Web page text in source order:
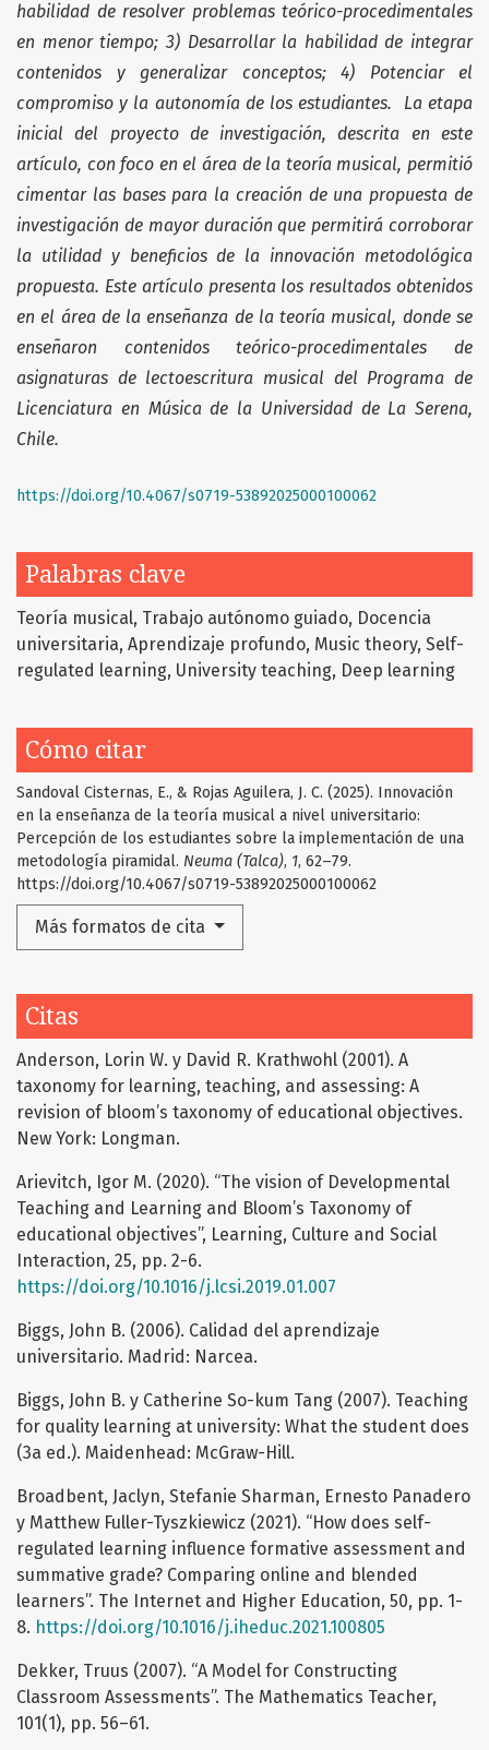
Palabras clave
Teoría musical Trabajo autónomo guiado Docencia
universitaria Aprendizaje profundo Music theory Self-
regulated learning University teaching Deep learning
Cómo citar
Sandoval Cisternas, E., & Rojas Aguilera, J. C. (2025). Innovación
en la enseñanza de la teoría musical a nivel universitario:
Percepción de los estudiantes sobre la implementación de una
metodología piramidal. Neuma (Talca), 1, 62–79.
https://doi.org/10.4067/s0719-53892025000100062
Más formatos de cita
habilidad de resolver problemas teórico-procedimentales
en menor tiempo; 3) Desarrollar la habilidad de integrar
contenidos y generalizar conceptos; 4) Potenciar el
compromiso y la autonomía de los estudiantes. La etapa
inicial del proyecto de investigación, descrita en este
artículo, con foco en el área de la teoría musical, permitió
cimentar las bases para la creación de una propuesta de
investigación de mayor duración que permitirá corroborar
la utilidad y beneficios de la innovación metodológica
propuesta. Este artículo presenta los resultados obtenidos
en el área de la enseñanza de la teoría musical, donde se
enseñaron contenidos teórico-procedimentales de
asignaturas de lectoescritura musical del Programa de
Licenciatura en Música de la Universidad de La Serena,
Chile.
https://doi.org/10.4067/s0719-53892025000100062
Citas
Anderson, Lorin W. y David R. Krathwohl (2001). A
taxonomy for learning, teaching, and assessing: A
revision of bloom’s taxonomy of educational objectives.
New York: Longman.
Arievitch, Igor M. (2020). “The vision of Developmental
Teaching and Learning and Bloom’s Taxonomy of
educational objectives”, Learning, Culture and Social
Interaction, 25, pp. 2-6.
https://doi.org/10.1016/j.lcsi.2019.01.007
Biggs, John B. (2006). Calidad del aprendizaje
universitario. Madrid: Narcea.
Biggs, John B. y Catherine So-kum Tang (2007). Teaching
for quality learning at university: What the student does
(3a ed.). Maidenhead: McGraw-Hill.
Broadbent, Jaclyn, Stefanie Sharman, Ernesto Panadero
y Matthew Fuller-Tyszkiewicz (2021). “How does self-
regulated learning influence formative assessment and
summative grade? Comparing online and blended
learners”. The Internet and Higher Education, 50, pp. 1-
8. https://doi.org/10.1016/j.iheduc.2021.100805
Dekker, Truus (2007). “A Model for Constructing
Classroom Assessments”. The Mathematics Teacher,
101(1), pp. 56–61.